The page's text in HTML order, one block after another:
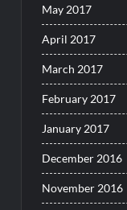
May 2017
April 2017
March 2017
February 2017
January 2017
December 2016
November 2016